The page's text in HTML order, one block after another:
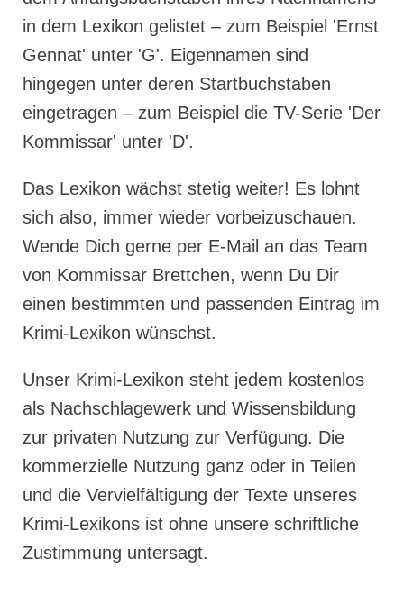
in dem Lexikon gelistet – zum Beispiel 'Ernst
Gennat' unter 'G'. Eigennamen sind
hingegen unter deren Startbuchstaben
eingetragen – zum Beispiel die TV-Serie 'Der
Kommissar' unter 'D'.
Das Lexikon wächst stetig weiter! Es lohnt
sich also, immer wieder vorbeizuschauen.
Wende Dich gerne per E-Mail an das Team
von Kommissar Brettchen, wenn Du Dir
einen bestimmten und passenden Eintrag im
Krimi-Lexikon wünschst.
Unser Krimi-Lexikon steht jedem kostenlos
als Nachschlagewerk und Wissensbildung
zur privaten Nutzung zur Verfügung. Die
kommerzielle Nutzung ganz oder in Teilen
und die Vervielfältigung der Texte unseres
Krimi-Lexikons ist ohne unsere schriftliche
Zustimmung untersagt.